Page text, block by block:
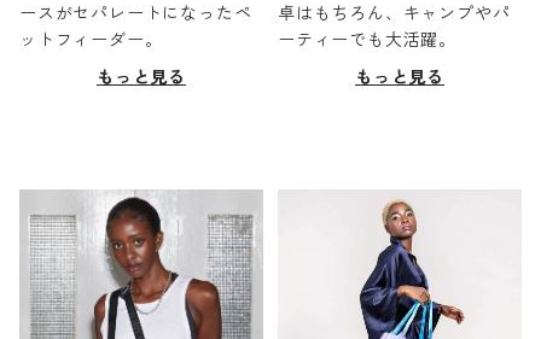
ースがセパレートになったペ
ットフィーダー。
もっと見る
卓はもちろん、キャンプやパ
ーティーでも大活躍。
もっと見る